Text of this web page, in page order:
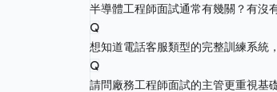
半導體工程師面試通常有幾關？有沒
Q
想知道電話客服類型的完整訓練系統
Q
請問廠務工程師面試的主管更重視基